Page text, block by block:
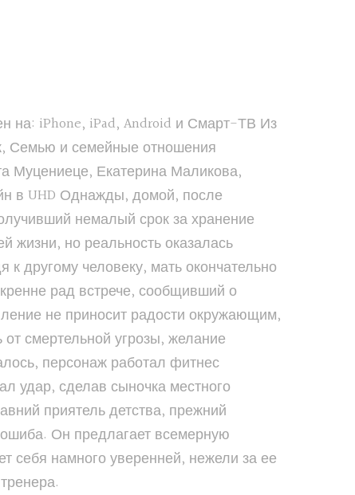
на: iPhone, iPad, Android и Смарт-ТВ Из
Семью и семейные отношения
Муцениеце, Екатерина Маликова,
в UHD Однажды, домой, после
немалый срок за хранение
жизни, но реальность оказалась
другому человеку, мать окончательно
рад встрече, сообщивший о
не приносит радости окружающим,
смертельной угрозы, желание
персонаж работал фитнес
удар, сделав сыночка местного
приятель детства, прежний
Он предлагает всемерную
себя намного уверенней, нежели за ее